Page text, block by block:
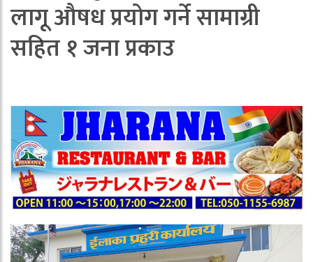
लागू औषध प्रयोग गर्ने सामाग्री
सहित १ जना प्रकाउ